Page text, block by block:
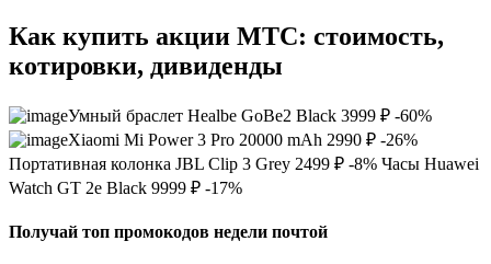
Как купить акции МТС: стоимость,
котировки, дивиденды
Умный браслет Healbe GoBe2 Black 3999 ₽ -60%
Xiaomi Mi Power 3 Pro 20000 mAh 2990 ₽ -26%
Портативная колонка JBL Clip 3 Grey 2499 ₽ -8% Часы Huawei
Watch GT 2e Black 9999 ₽ -17%
Получай топ промокодов недели почтой